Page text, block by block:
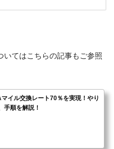
いてはこちらの記事もご参照
イル交換レート70％を実現！やり
手順を解説！